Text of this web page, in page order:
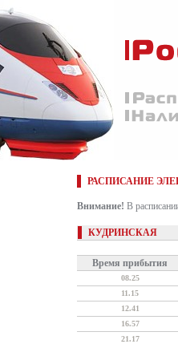
РАСПИСАНИЕ
Внимание! В
КУДРИНСКАЯ
Время прибытия
08.25
11.15
12.41
16.57
21.17